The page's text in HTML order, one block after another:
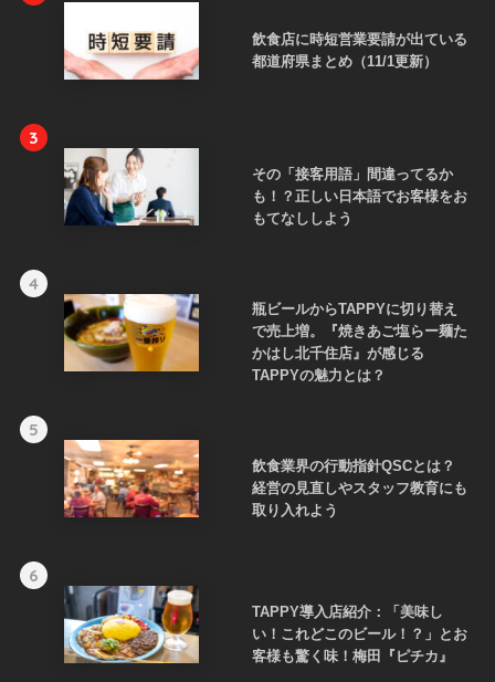
飲食店に時短営業要請が出ている
都道府県まとめ（11/1更新）
3
その「接客用語」間違ってるか
も！？正しい日本語でお客様をお
もてなししよう
4
瓶ビールからTAPPYに切り替え
で売上増。『焼きあご塩らー麺た
かはし北千住店』が感じる
TAPPYの魅力とは？
5
飲食業界の行動指針QSCとは？
経営の見直しやスタッフ教育にも
取り入れよう
6
TAPPY導入店紹介：「美味し
い！これどこのビール！？」とお
客様も驚く味！梅田『ピチカ』